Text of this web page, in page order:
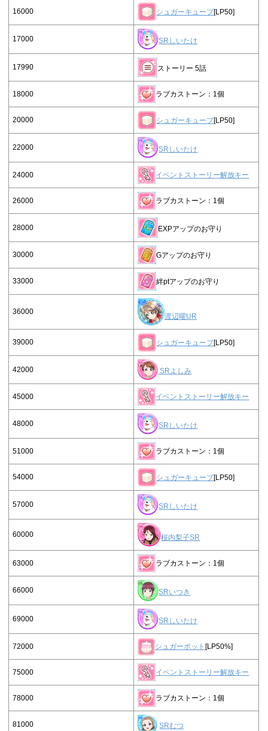
16000 シュガーキューブ[LP50]
17000 SRしいたけ
17990 ストーリー 5話
18000 ラブカストーン：1個
20000 シュガーキューブ[LP50]
22000 SRしいたけ
24000 イベントストーリー解放キー
26000 ラブカストーン：1個
28000 EXPアップのお守り
30000 Gアップのお守り
33000 絆ptアップのお守り
36000
渡辺曜UR
39000 シュガーキューブ[LP50]
42000 SRよしみ
45000 イベントストーリー解放キー
48000 SRしいたけ
51000 ラブカストーン：1個
54000 シュガーキューブ[LP50]
57000 SRしいたけ
60000 桜内梨子SR
63000 ラブカストーン：1個
66000 SRいつき
69000 SRしいたけ
72000 シュガーポット [LP50%]
75000 イベントストーリー解放キー
78000 ラブカストーン：1個
81000 SRむつ